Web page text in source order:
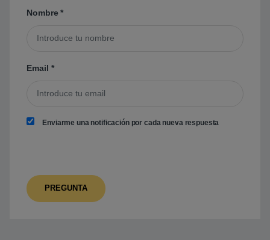
Nombre*
Email *
Enviarme una notificación por cada nueva respuesta